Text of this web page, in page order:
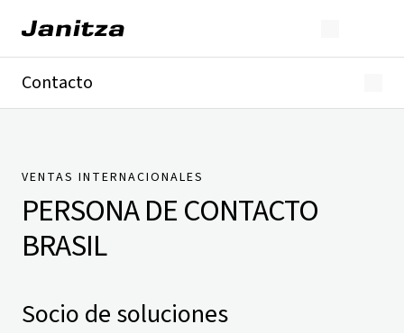
Contacto
Presse
VENTAS INTERNACIONALES
PERSONA DE CONTACTO
BRASIL
Socio de soluciones